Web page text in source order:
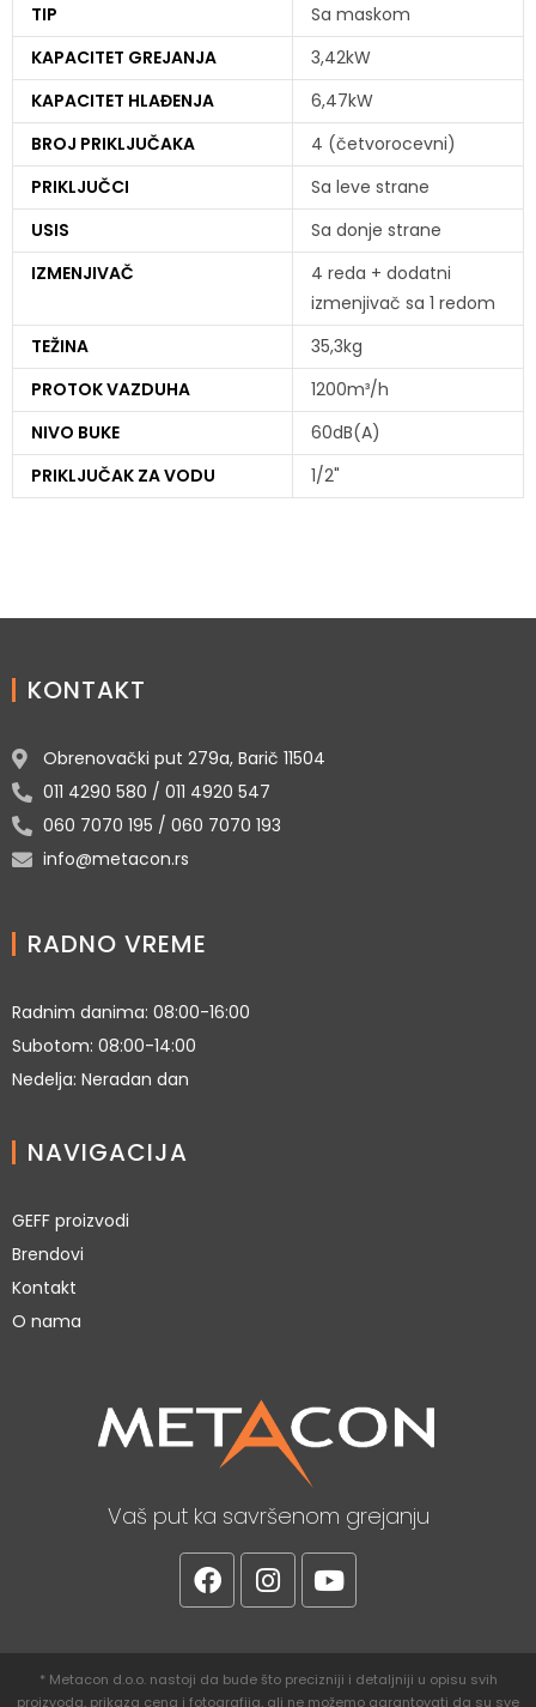
TIP
Sa maskom
KAPACITET GREJANJA
3,42kW
KAPACITET HLAĐENJA
6,47kW
BROJ PRIKLJUČAKA
4 (četvorocevni)
PRIKLJUČCI
Sa leve strane
USIS
Sa donje strane
IZMENJIVAČ
4 reda + dodatni
izmenjivač sa 1 redom
TEŽINA
35,3kg
PROTOK VAZDUHA
1200m³/h
NIVO BUKE
60dB(A)
PRIKLJUČAK ZA VODU
1/2"
KONTAKT
Obrenovački put 279a, Barič 11504
011 4290 580 / 011 4920 547
060 7070 195 / 060 7070 193
info@metacon.rs
RADNO VREME
Radnim danima: 08:00-16:00
Subotom: 08:00-14:00
Nedelja: Neradan dan
NAVIGACIJA
GEFF proizvodi
Brendovi
Kontakt
O nama
Vaš put ka savršenom grejanju
* Metacon d.o.o. nastoji da bude što precizniji i detaljniji u opisu svih
proizvoda, prikaza cena i fotografija, ali ne možemo garantovati da su sve